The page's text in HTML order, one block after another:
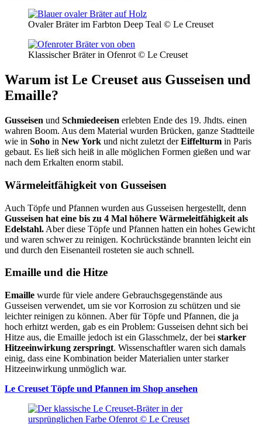
Ovaler Bräter im Farbton Deep Teal © Le Creuset
Klassischer Bräter in Ofenrot © Le Creuset
Warum ist Le Creuset aus Gusseisen und
Emaille?
Gusseisen und Schmiedeeisen erlebten Ende des 19. Jhdts. einen
wahren Boom. Aus dem Material wurden Brücken, ganze Stadtteile
wie in Soho in New York und nicht zuletzt derEiffelturm in Paris
gebaut. Es ließ sich heiß in alle möglichen Formen gießen und war
nach dem Erkalten enorm stabil.
Wärmeleitfähigkeit von Gusseisen
Auch Töpfe und Pfannen wurden aus Gusseisen hergestellt, denn
Gusseisen hat eine bis zu 4 Mal höhere Wärmeleitfähigkeit als
Edelstahl. Aber diese Töpfe und Pfannen hatten ein hohes Gewicht
und waren schwer zu reinigen. Kochrückstände brannten leicht ein
und durch den Eisenanteil rosteten sie auch schnell.
Emaille und die Hitze
Emaille wurde für viele andere Gebrauchsgegenstände aus
Gusseisen verwendet, um sie vor Korrosion zu schützen und sie
leichter reinigen zu können. Aber für Töpfe und Pfannen, die ja
hoch erhitzt werden, gab es ein Problem: Gusseisen dehnt sich bei
Hitze aus, die Emaille jedoch ist ein Glasschmelz, der bei starker
Hitzeeinwirkung zerspringt. Wissenschaftler waren sich damals
einig, dass eine Kombination beider Materialien unter starker
Hitzeeinwirkung unmöglich war.
Le Creuset Töpfe und Pfannen im Shop ansehen